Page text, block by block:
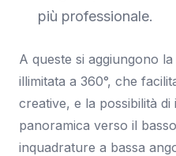
più professionale.
A queste si aggiungono
illimitata a 360°, che
creative, e la possibilità di
panoramica verso il
inquadrature a bassa